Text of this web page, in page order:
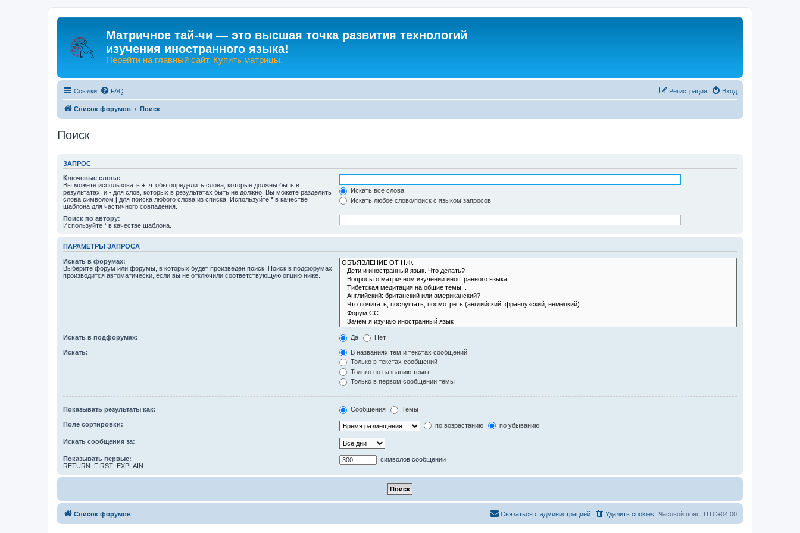
Матричное тай-чи — это высшая точка развития технологий
изучения иностранного языка!
Перейти на главный сайт. Купить матрицы.
Ссылки FAQ Вход
Регистрация
Список форумов Поиск
Поиск
ЗАПРОС
Ключевые слова:
Вы можете использовать + , чтобы определить слова, которые должны быть в
результатах, и - для слов, которых в результатах быть не должно. Вы можете разделить
слова символом | для поиска любого слова из списка. Используйте * в качестве
шаблона для частичного совпадения.
Искать все слова
Искать любое слово/поиск с языком запросов
Поиск по автору:
Используйте * в качестве шаблона.
ПАРАМЕТРЫ ЗАПРОСА
Искать в форумах:
Выберите форум или форумы, в которых будет произведён поиск. Поиск в подфорумах
производится автоматически, если вы не отключили соответствующую опцию ниже.
Искать в подфорумах: Да Нет
Искать:
В названиях тем и текстах сообщений
Только в текстах сообщений
Только по названию темы
Только в первом сообщении темы
Показывать результаты как: Сообщения Темы
Поле сортировки: по возрастанию по убыванию
Искать сообщения за:
Показывать первые:
RETURN_FIRST_EXPLAIN
символов сообщений
Список форумов Часовой пояс: UTC+04:00
Удалить cookies
Связаться с администрацией